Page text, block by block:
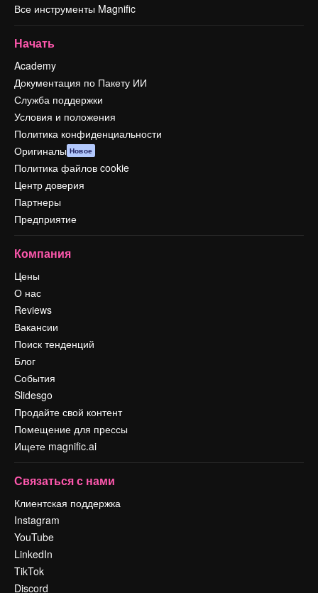
Все инструменты Magnific
Начать
Academy
Документация по Пакету ИИ
Служба поддержки
Условия и положения
Политика конфиденциальности
Оригиналы Новое
Политика файлов cookie
Центр доверия
Партнеры
Предприятие
Компания
Цены
О нас
Reviews
Вакансии
Поиск тенденций
Блог
События
Slidesgo
Продайте свой контент
Помещение для прессы
Ищете magnific.ai
Связаться с нами
Клиентская поддержка
Instagram
YouTube
LinkedIn
TikTok
Discord